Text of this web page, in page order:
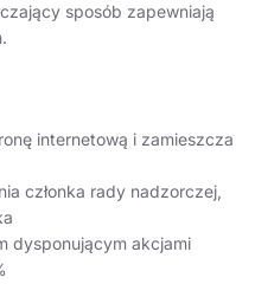
sposób zapewniają
internetową i zamieszcza
członka rady nadzorczej,
dysponującym akcjami